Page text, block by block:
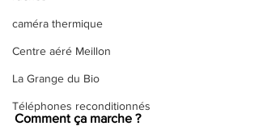
caméra thermique
Centre aéré Meillon
La Grange du Bio
Téléphones reconditionnés
Comment ça marche ?